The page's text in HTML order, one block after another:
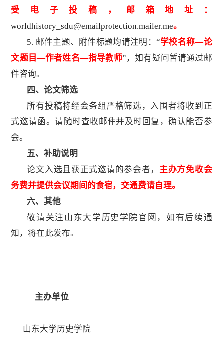
受电子投稿，邮箱地址：
worldhistory_sdu@emailprotection.mailer.me。
5. 邮件主题、附件标题均请注明：“学校名称—论
文题目—作者姓名—指导教师”，如有疑问暂请通过邮
件咨询。
四、论文筛选
所有投稿将经会务组严格筛选，入围者将收到正
式邀请函。请随时查收邮件并及时回复，确认能否参
会。
五、补助说明
论文入选且获正式邀请的参会者， 主办方免收会
务费并提供会议期间的食宿，交通费请自理。
六、其他
敬请关注山东大学历史学院官网，如有后续通
知，将在此发布。
主办单位
山东大学历史学院